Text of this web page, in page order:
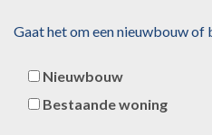
Gaat het om een nieuwbouw of
Nieuwbouw
Bestaande woning